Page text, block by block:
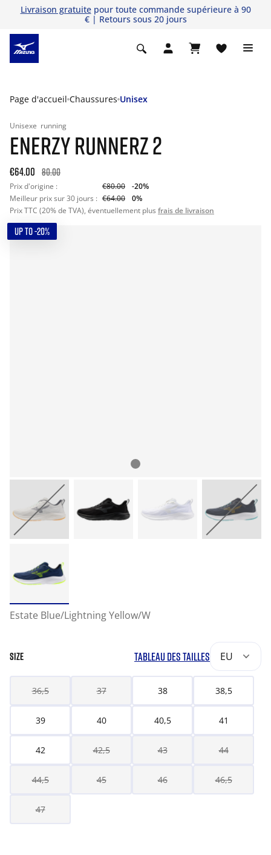
Livraison gratuitepour toute commande supérieure à 90
€ | Retours sous 20 jours
Page d'accueil Chaussures Unisex
Unisexe running
ENERZY RUNNERZ 2
€64.00 80.00
Prix d'origine : €80.00
-20%
Meilleur prix sur 30 jours : €64.00
0%
Prix TTC (20% de TVA), éventuellement plus frais de livraison
UP TO -20%
Estate Blue/Lightning Yellow/W
SIZE TABLEAU DES TAILLES EU
36,5 37 38 38,5
39 40 40,5 41
42 42,5 43 44
44,5 45 46 46,5
47